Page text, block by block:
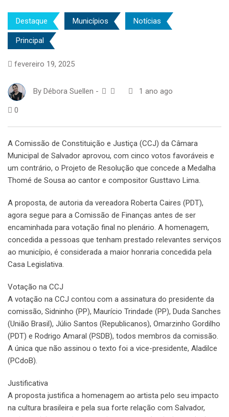
Destaque Municípios Notícias
Principal
fevereiro 19, 2025
By Débora Suellen - 1 ano ago
0
A Comissão de Constituição e Justiça (CCJ) da Câmara
Municipal de Salvador aprovou, com cinco votos favoráveis e
um contrário, o Projeto de Resolução que concede a Medalha
Thomé de Sousa ao cantor e compositor Gusttavo Lima.
A proposta, de autoria da vereadora Roberta Caires (PDT),
agora segue para a Comissão de Finanças antes de ser
encaminhada para votação final no plenário. A homenagem,
concedida a pessoas que tenham prestado relevantes serviços
ao município, é considerada a maior honraria concedida pela
Casa Legislativa.
Votação na CCJ
A votação na CCJ contou com a assinatura do presidente da
comissão, Sidninho (PP), Maurício Trindade (PP), Duda Sanches
(União Brasil), Júlio Santos (Republicanos), Omarzinho Gordilho
(PDT) e Rodrigo Amaral (PSDB), todos membros da comissão.
A única que não assinou o texto foi a vice-presidente, Aladilce
(PCdoB).
Justificativa
A proposta justifica a homenagem ao artista pelo seu impacto
na cultura brasileira e pela sua forte relação com Salvador,